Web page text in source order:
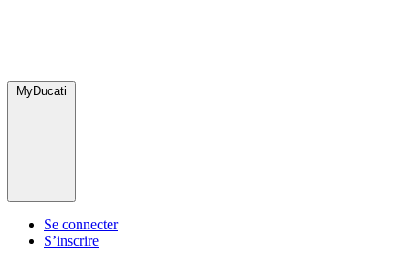
MyDucati
Se connecter
S’inscrire